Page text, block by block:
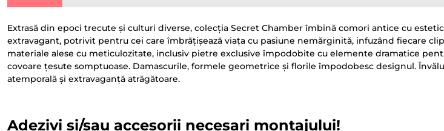
Extrasă din epoci trecute și culturi diverse, colecția Secret Chamber îmbină comori antice cu
extravagant, potrivit pentru cei care îmbrățișează viața cu pasiune nemărginită, infuzând fiecare
materiale alese cu meticulozitate, inclusiv pietre exclusive împodobite cu elemente dramatice
covoare țesute somptuoase. Damascurile, formele geometrice și florile împodobesc designul.
atemporală și extravaganță atrăgătoare.
Adezivi și/sau accesorii necesari montajului!